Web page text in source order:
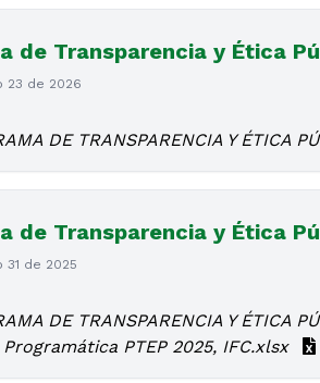
de Transparencia y Ética
23 de 2026
DE TRANSPARENCIA Y ÉTICA
de Transparencia y Ética
31 de 2025
DE TRANSPARENCIA Y ÉTICA
PTEP 2025, IFC.xlsx